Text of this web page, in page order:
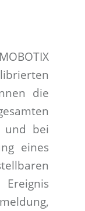
die
und bei
eines